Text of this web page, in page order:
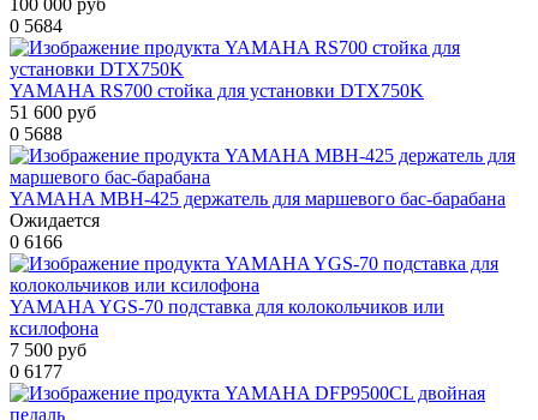
0 5684
YAMAHA RS700 стойка для установки DTX750K
51 600 руб
0 5688
YAMAHA MBH-425 держатель для маршевого бас-барабана
Ожидается
0 6166
YAMAHA YGS-70 подставка для колокольчиков или
ксилофона
7 500 руб
0 6177